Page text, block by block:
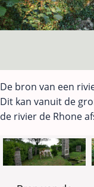
De bron van een
Dit kan vanuit de
de rivier de Rhone